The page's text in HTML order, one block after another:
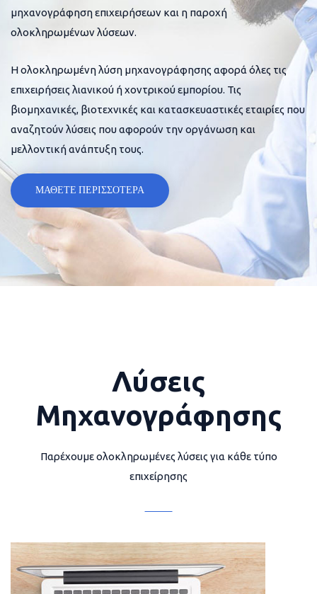
μηχανογράφηση επιχειρήσεων και η παροχή
ολοκληρωμένων λύσεων.
Η ολοκληρωμένη λύση μηχανογράφησης αφορά όλες τις
επιχειρήσεις λιανικού ή χοντρικού εμπορίου. Τις
βιομηχανικές, βιοτεχνικές και κατασκευαστικές εταιρίες που
αναζητούν λύσεις που αφορούν την οργάνωση και
μελλοντική ανάπτυξη τους.
ΜΑΘΕΤΕ ΠΕΡΙΣΣΟΤΕΡΑ
Λύσεις
Μηχανογράφησης
Παρέχουμε ολοκληρωμένες λύσεις για κάθε τύπο
επιχείρησης